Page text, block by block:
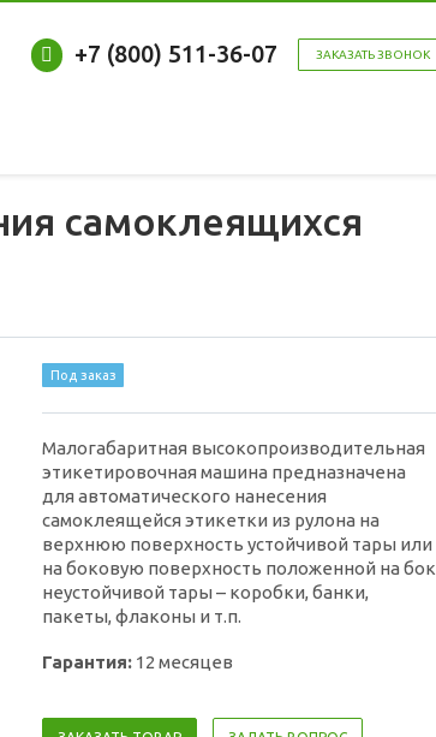
ЗАКАЗАТЬ ЗВОНОК
+7 (800) 511-36-07
самоклеящихся
Под заказ
Малогабаритная высокопроизводительная
этикетировочная машина предназначена
для автоматического нанесения
самоклеящейся этикетки из рулона на
верхнюю поверхность устойчивой тары или
на боковую поверхность положенной на бок
неустойчивой тары – коробки, банки,
пакеты, флаконы и т.п.
Гарантия: 12 месяцев